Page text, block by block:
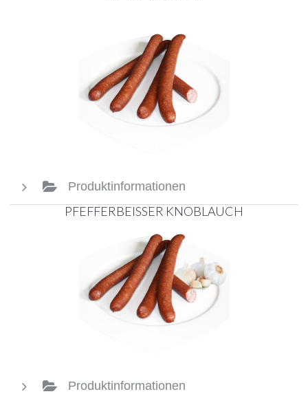
Produktinformationen
PFEFFERBEISSER KNOBLAUCH
Produktinformationen